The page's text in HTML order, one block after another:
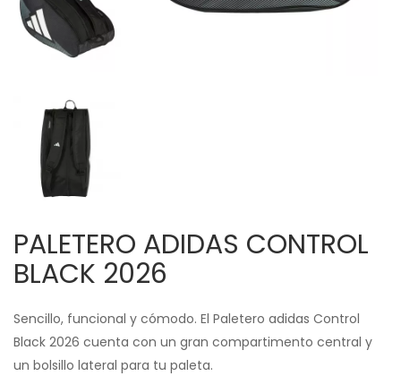
PALETERO ADIDAS CONTROL
BLACK 2026
Sencillo, funcional y cómodo. El Paletero adidas Control
Black 2026 cuenta con un gran compartimento central y
un bolsillo lateral para tu paleta.